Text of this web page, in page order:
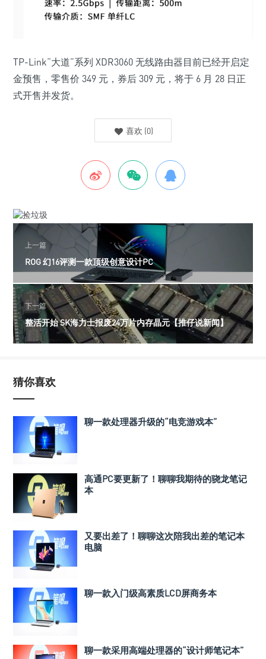
TP-Link“大道”系列 XDR3060 无线路由器目前已经开启定
金预售，零售价 349 元，券后 309 元，将于 6 月 28 日正
式开售并发货。
喜欢 (0)
上一篇
ROG 幻16评测一款顶级创意设计PC
下一篇
整活开始 SK海力士报废24万片内存晶元【推仔说新闻】
猜你喜欢
聊一款处理器升级的“电竞游戏本”
高通PC要更新了！聊聊我期待的骁龙笔记
本
又要出差了！聊聊这次陪我出差的笔记本
电脑
聊一款入门级高素质LCD屏商务本
聊一款采用高端处理器的“设计师笔记本”